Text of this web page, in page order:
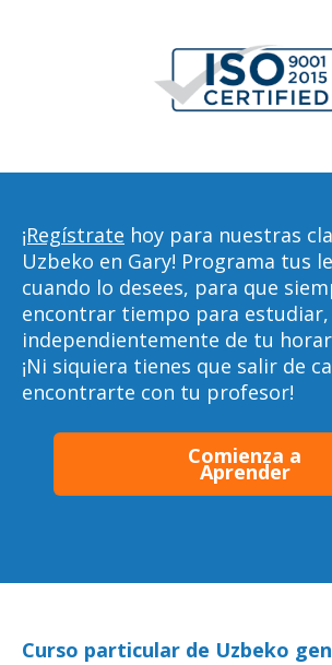
¡Regístrate hoy para nuestras
Uzbeko en Gary! Programa tus
cuando lo desees, para que
encontrar tiempo para estudiar,
independientemente de tu
¡Ni siquiera tienes que salir de
encontrarte con tu profesor!
Comienza a
Aprender
Curso particular de Uzbeko